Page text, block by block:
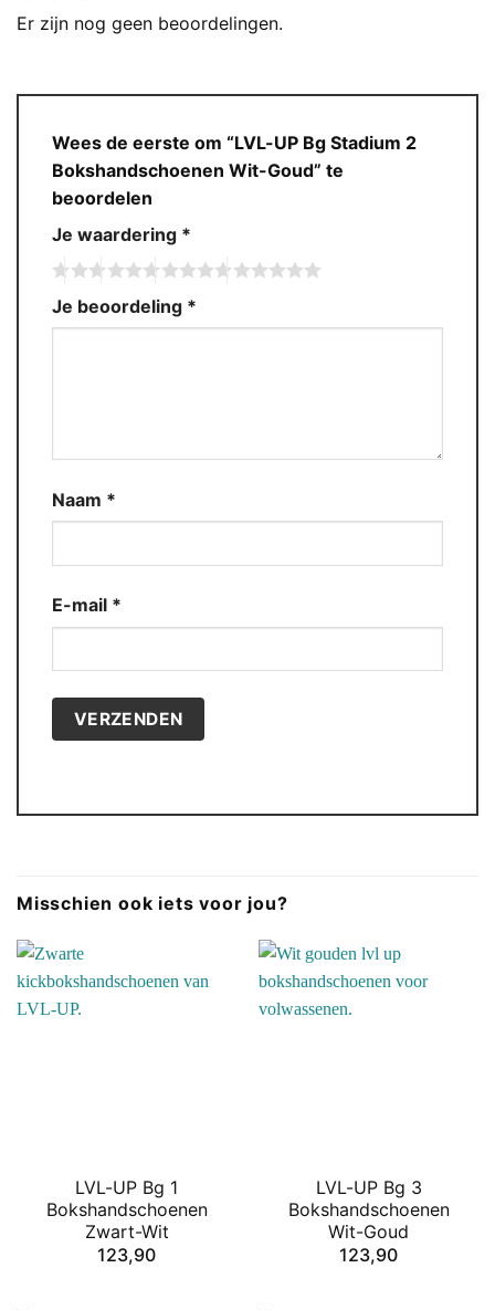
Er zijn nog geen beoordelingen.
Wees de eerste om “LVL-UP Bg Stadium 2
Bokshandschoenen Wit-Goud” te
beoordelen
Je waardering *
Je beoordeling *
Naam *
E-mail *
Misschien ook iets voor jou?
LVL-UP Bg 1
Bokshandschoenen
Zwart-Wit
123,90
LVL-UP Bg 3
Bokshandschoenen
Wit-Goud
123,90